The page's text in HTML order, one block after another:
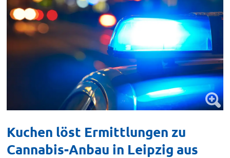
Kuchen löst Ermittlungen zu
Cannabis-Anbau in Leipzig aus